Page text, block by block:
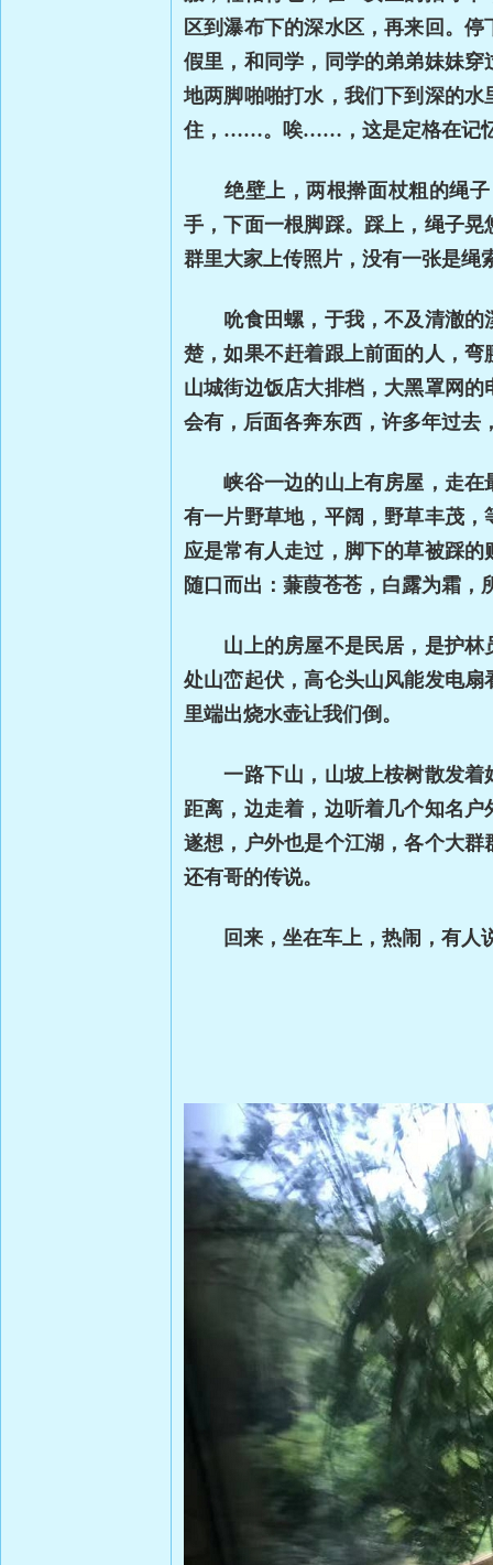
区到瀑布下的深水区，再来回。
假里，和同学，同学的弟弟妹妹
地两脚啪啪打水，我们下到深的
住， ……。唉…… ，这是定格在
绝壁上，两根擀面杖粗的绳子
手，下面一根脚踩。踩上，绳子
群里大家上传照片，没有一张是绳
吮食田螺，于我，不及清澈的
楚，如果不赶着跟上前面的人，
山城街边饭店大排档，大黑罩网
会有，后面各奔东西，许多年过去
峡谷一边的山上有房屋，走在
有一片野草地，平阔，野草丰茂
应是常有人走过，脚下的草被踩
随口而出：蒹葭苍苍，白露为霜，
山上的房屋不是民居，是护林
处山峦起伏，高仑头山风能发电
里端出烧水壶让我们倒。
一路下山，山坡上桉树散发着
距离，边走着，边听着几个知名
遂想，户外也是个江湖，各个大
还有哥的传说。
回来，坐在车上，热闹，有人说